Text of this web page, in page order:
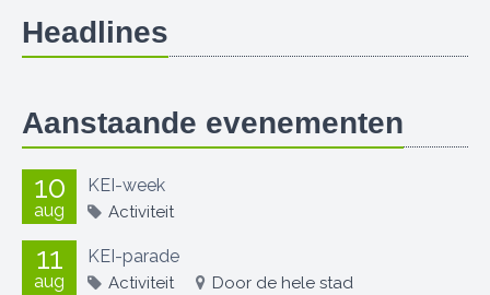
Headlines
Aanstaande evenementen
10
aug
KEI-week
Activiteit
11
aug
KEI-parade
Activiteit Door de hele stad